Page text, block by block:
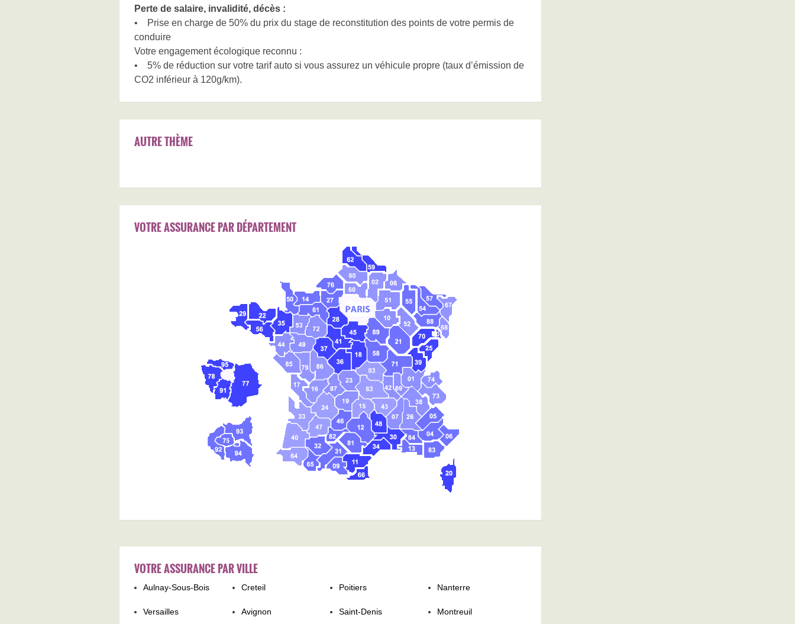
Perte de salaire, invalidité, décès :
• Prise en charge de 50% du prix du stage de reconstitution des points de votre permis de
conduire
Votre engagement écologique reconnu :
• 5% de réduction sur votre tarif auto si vous assurez un véhicule propre (taux d’émission de
CO2 inférieur à 120g/km).
AUTRE THÈME
VOTRE ASSURANCE PAR DÉPARTEMENT
VOTRE ASSURANCE PAR VILLE
Aulnay-Sous-Bois Creteil Poitiers Nanterre
Versailles Avignon Saint-Denis Montreuil